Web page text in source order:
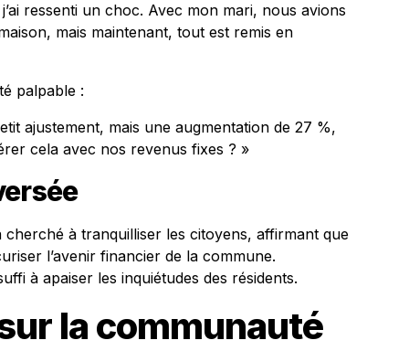
j’ai ressenti un choc. Avec mon mari, nous avions
mais maintenant, tout est remis en
palpable :
ajustement, mais une augmentation de 27 %,
cela avec nos revenus fixes ? »
cherché à tranquilliser les citoyens, affirmant que
l’avenir financier de la commune.
à apaiser les inquiétudes des résidents.
la communauté